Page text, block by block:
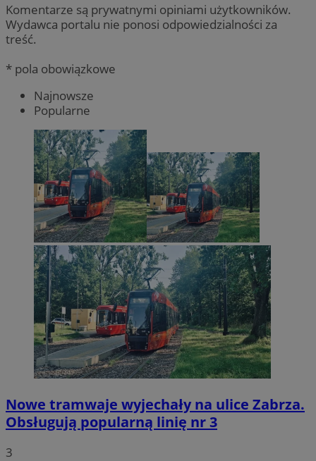
Komentarze są prywatnymi opiniami użytkowników.
Wydawca portalu nie ponosi odpowiedzialności za
treść.
* pola obowiązkowe
Najnowsze
Popularne
Nowe tramwaje wyjechały na ulice Zabrza.
Obsługują popularną linię nr 3
3